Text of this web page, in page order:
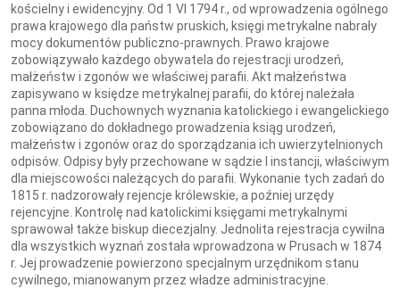
kościelny i ewidencyjny. Od 1 VI 1794 r., od wprowadzenia ogólnego
prawa krajowego dla państw pruskich, księgi metrykalne nabrały
mocy dokumentów publiczno-prawnych. Prawo krajowe
zobowiązywało każdego obywatela do rejestracji urodzeń,
małżeństw i zgonów we właściwej parafii. Akt małżeństwa
zapisywano w księdze metrykalnej parafii, do której należała
panna młoda. Duchownych wyznania katolickiego i ewangelickiego
zobowiązano do dokładnego prowadzenia ksiąg urodzeń,
małżeństw i zgonów oraz do sporządzania ich uwierzytelnionych
odpisów. Odpisy były przechowane w sądzie I instancji, właściwym
dla miejscowości należących do parafii. Wykonanie tych zadań do
1815 r. nadzorowały rejencje królewskie, a poźniej urzędy
rejencyjne. Kontrolę nad katolickimi księgami metrykalnymi
sprawował także biskup diecezjalny. Jednolita rejestracja cywilna
dla wszystkich wyznań została wprowadzona w Prusach w 1874
r. Jej prowadzenie powierzono specjalnym urzędnikom stanu
cywilnego, mianowanym przez władze administracyjne.